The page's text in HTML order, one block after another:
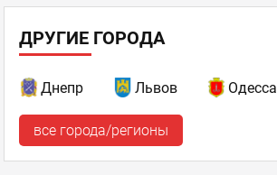
ДРУГИЕ ГОРОДА
Днепр Львов Одесса
все города/регионы